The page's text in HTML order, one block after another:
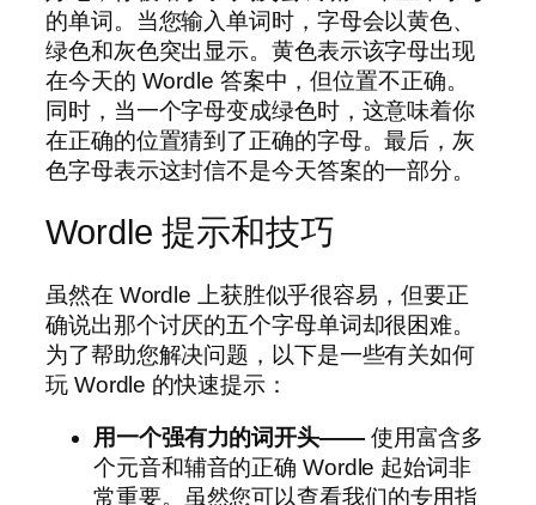
的单词。当您输入单词时，字母会以黄色、
绿色和灰色突出显示。黄色表示该字母出现
在今天的 Wordle 答案中，但位置不正确。
同时，当一个字母变成绿色时，这意味着你
在正确的位置猜到了正确的字母。最后，灰
色字母表示这封信不是今天答案的一部分。
Wordle 提示和技巧
虽然在 Wordle 上获胜似乎很容易，但要正
确说出那个讨厌的五个字母单词却很困难。
为了帮助您解决问题，以下是一些有关如何
玩 Wordle 的快速提示：
用一个强有力的词开头——使用富含多
个元音和辅音的正确 Wordle 起始词非
常重要。虽然您可以查看我们的专用指